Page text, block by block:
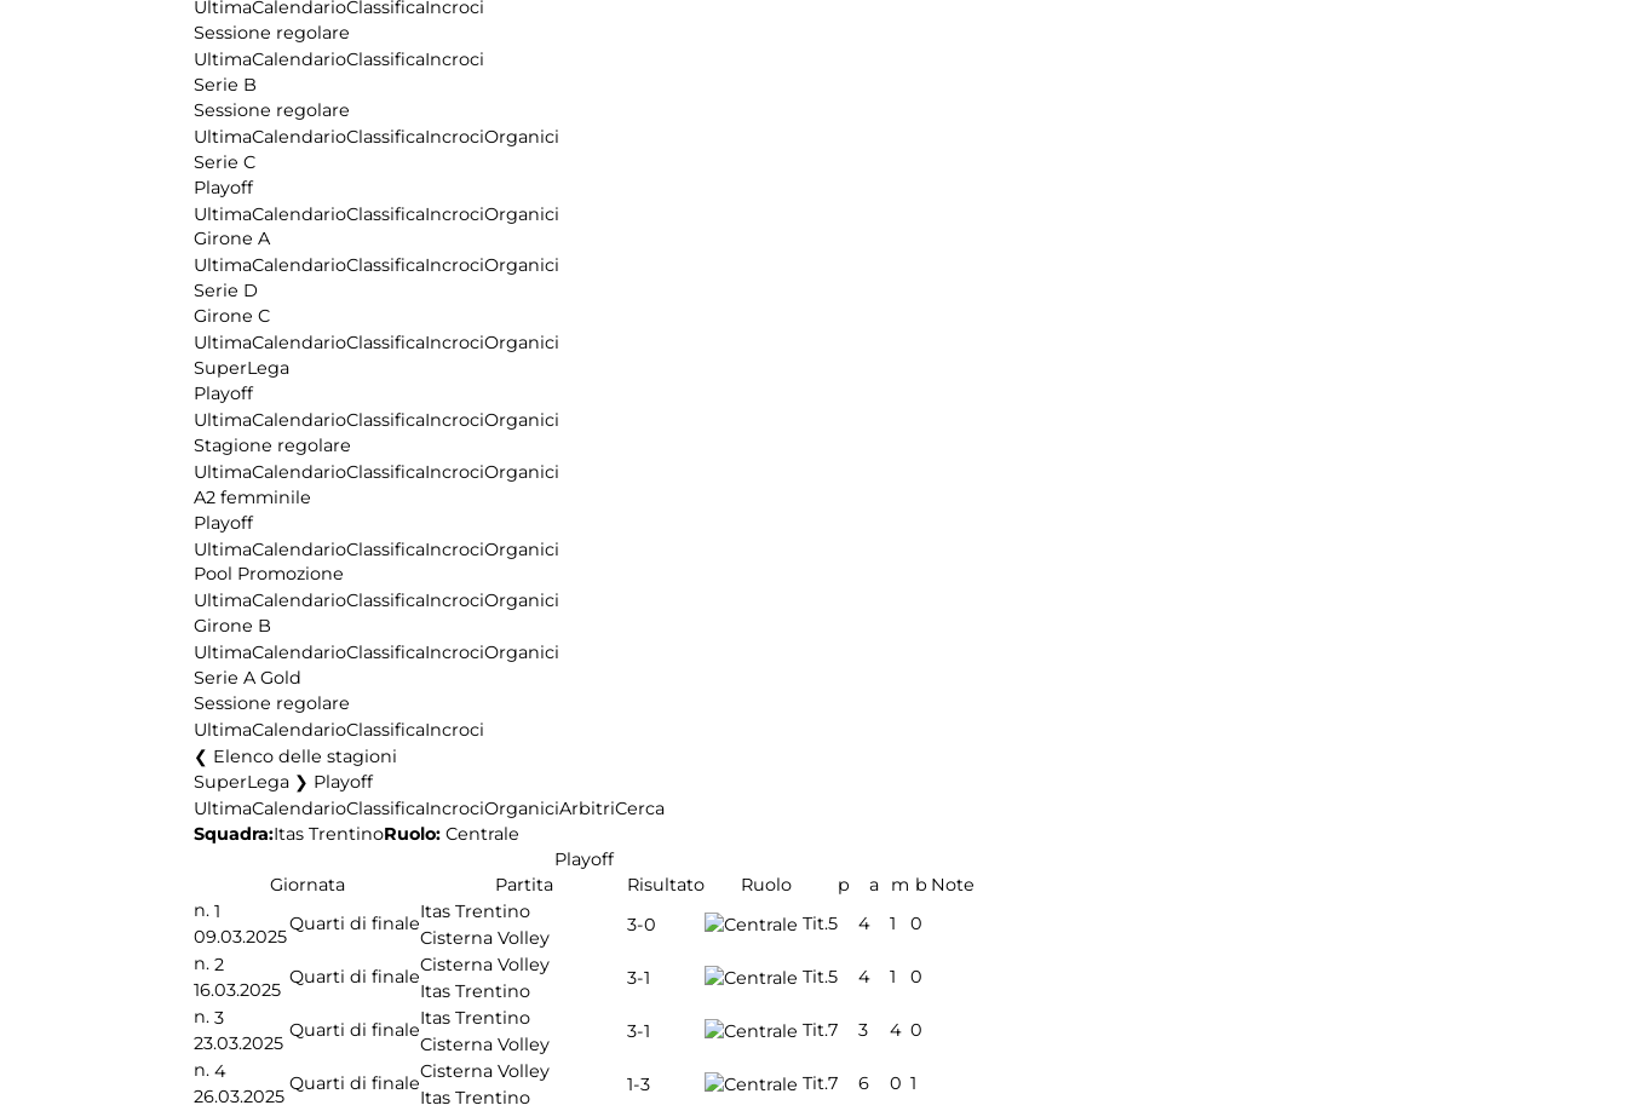
UltimaCalendarioClassificaIncroci
Sessione regolare
UltimaCalendarioClassificaIncroci
Serie B
Sessione regolare
UltimaCalendarioClassificaIncrociOrganici
Serie C
Playoff
UltimaCalendarioClassificaIncrociOrganici
Girone A
UltimaCalendarioClassificaIncrociOrganici
Serie D
Girone C
UltimaCalendarioClassificaIncrociOrganici
SuperLega
Playoff
UltimaCalendarioClassificaIncrociOrganici
Stagione regolare
UltimaCalendarioClassificaIncrociOrganici
A2 femminile
Playoff
UltimaCalendarioClassificaIncrociOrganici
Pool Promozione
UltimaCalendarioClassificaIncrociOrganici
Girone B
UltimaCalendarioClassificaIncrociOrganici
Serie A Gold
Sessione regolare
UltimaCalendarioClassificaIncroci
Elenco delle stagioni
SuperLega ❯ Playoff
UltimaCalendarioClassificaIncrociOrganiciArbitriCerca
Squadra:Itas TrentinoRuolo: Centrale
Playoff
Giornata
Partita Risultato Ruolo p a m b Note
n. 1
09.03.2025
Quarti di finale
Itas Trentino
Cisterna Volley
3-0 Tit.5 4 1
0
n. 2
16.03.2025
Quarti di finale
Cisterna Volley
Itas Trentino
3-1 Tit.5 4 1
0
n. 3
23.03.2025
Quarti di finale
Itas Trentino
Cisterna Volley
3-1 Tit.7 3 4 0
n. 4
26.03.2025
Quarti di finale
Cisterna Volley
Itas Trentino
1-3 Tit.7 6 0 1